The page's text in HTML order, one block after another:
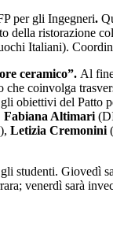
per gli Ingegneri.
della ristorazione
Italiani).
ceramico”. Al
coinvolga
obiettivi del
Fabiana Altimari
Letizia Cremonini
studenti. Giovedì
venerdì sarà